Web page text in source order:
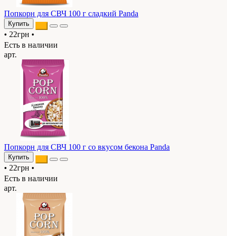
Попкорн для СВЧ 100 г сладкий Panda
Купить
• 22грн •
Есть в наличии
арт.
Попкорн для СВЧ 100 г со вкусом бекона Panda
Купить
• 22грн •
Есть в наличии
арт.